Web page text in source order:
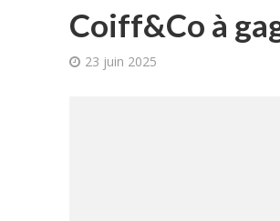
Coiff&Co à
23 juin 2025